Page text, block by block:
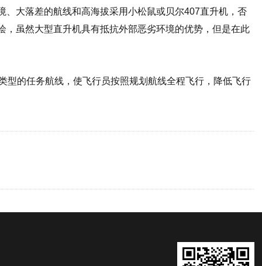
大落差的航线和高海拔采用小松鼠或贝尔407直升机，否
虽然大型直升机具有抵抗外部恶劣环境的优势，但是在此
型的任务航线，使飞行员按照规划航线全程飞行，降低飞行